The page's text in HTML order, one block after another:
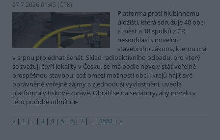
27.7.2026 01:45 (ČTK)
Platforma proti hlubinnému
úložišti, která sdružuje 40 obcí
a měst a 18 spolků z ČR,
nesouhlasí s novelou
stavebního zákona, kterou má
v srpnu projednat Senát. Sklad radioaktivního odpadu, pro který
se zvažují čtyři lokality v Česku, se má podle novely stát veřejně
prospěšnou stavbou, což omezí možnosti obcí i krajů hájit své
oprávněné veřejné zájmy a zjednoduší vyvlastnění, uvedla
platforma v tiskové zprávě. Obrátí se na senátory, aby novelu v
této podobě odmítli.
« | 1 | .. | 3 | 4 | 5 | 6 | 7 | .. | 1581 | »